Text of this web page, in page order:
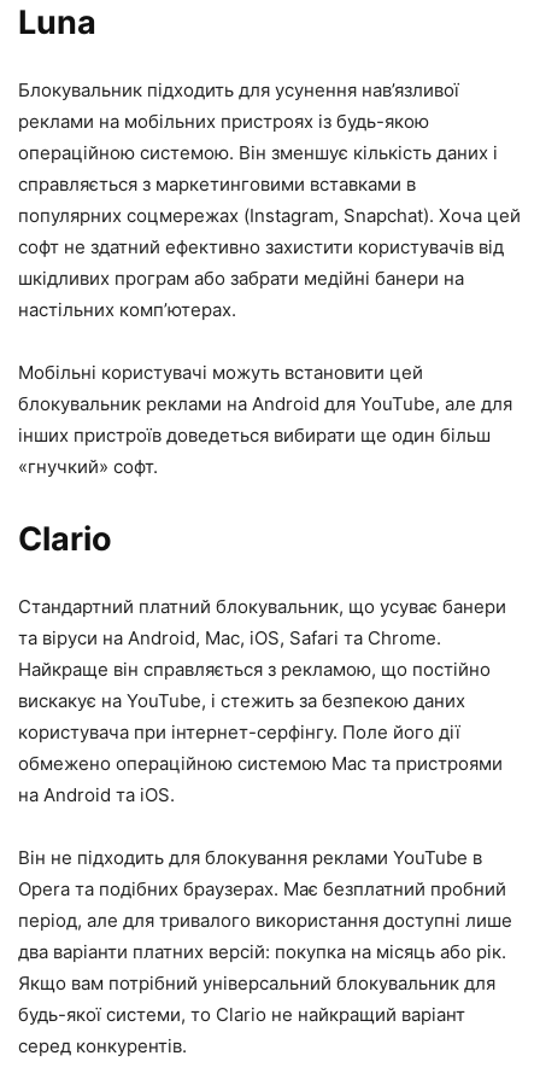
Luna
Блокувальник підходить для усунення нав’язливої ​​
реклами на мобільних пристроях із будь-якою
операційною системою. Він зменшує кількість даних і
справляється з маркетинговими вставками в
популярних соцмережах (Instagram, Snapchat). Хоча цей
софт не здатний ефективно захистити користувачів від
шкідливих програм або забрати медійні банери на
настільних комп’ютерах.
Мобільні користувачі можуть встановити цей
блокувальник реклами на Android для YouTube, але для
інших пристроїв доведеться вибирати ще один більш
«гнучкий» софт.
Clario
Стандартний платний блокувальник, що усуває банери
та віруси на Android, Mac, iOS, Safari та Chrome.
Найкраще він справляється з рекламою, що постійно
вискакує на YouTube, і стежить за безпекою даних
користувача при інтернет-серфінгу. Поле його дії
обмежено операційною системою Mac та пристроями
на Android та iOS.
Він не підходить для блокування реклами YouTube в
Opera та подібних браузерах. Має безплатний пробний
період, але для тривалого використання доступні лише
два варіанти платних версій: покупка на місяць або рік.
Якщо вам потрібний універсальний блокувальник для
будь-якої системи, то Clario не найкращий варіант
серед конкурентів.